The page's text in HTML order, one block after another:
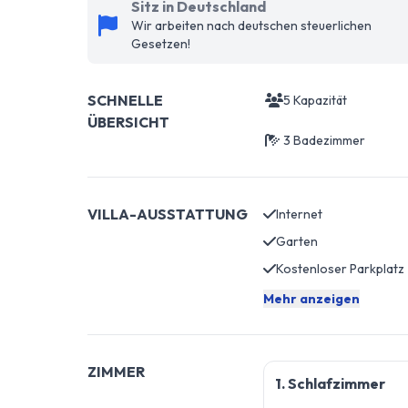
Sitz in Deutschland
Wir arbeiten nach deutschen steuerlichen
Gesetzen!
SCHNELLE
ÜBERSICHT
5 Kapazität
3 Badezimmer
VILLA-AUSSTATTUNG
Internet
Garten
Kostenloser Parkplatz
Mehr anzeigen
ZIMMER
1. Schlafzimmer